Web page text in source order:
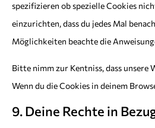
spezifizieren ob spezielle Cookies
einzurichten, dass du jedes Mal
Möglichkeiten beachte die
Bitte nimm zur Kentniss, dass
Wenn du die Cookies in deinem
9. Deine Rechte in